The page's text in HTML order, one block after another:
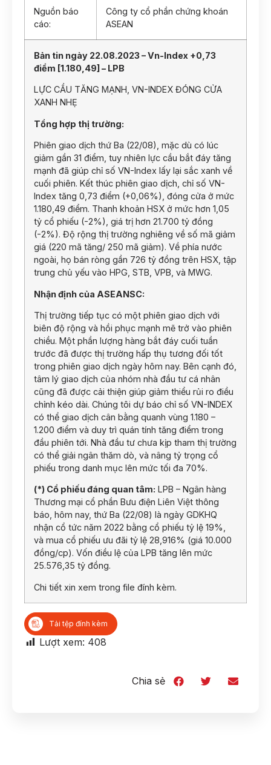
Nguồn báo
cáo:
Công ty cổ phần chứng khoán
ASEAN
Bản tin ngày 22.08.2023 – Vn-Index +0,73
điểm [1.180,49] – LPB
LỰC CẦU TĂNG MẠNH, VN-INDEX ĐÓNG CỬA
XANH NHẸ
Tổng hợp thị trường:
Phiên giao dịch thứ Ba (22/08), mặc dù có lúc
giảm gần 31 điểm, tuy nhiên lực cầu bắt đáy tăng
mạnh đã giúp chỉ số VN-Index lấy lại sắc xanh về
cuối phiên. Kết thúc phiên giao dịch, chỉ số VN-
Index tăng 0,73 điểm (+0,06%), đóng cửa ở mức
1.180,49 điểm. Thanh khoản HSX ở mức hơn 1,05
tỷ cổ phiếu (-2%), giá trị hơn 21.700 tỷ đồng
(-2%). Độ rộng thị trường nghiêng về số mã giảm
giá (220 mã tăng/ 250 mã giảm). Về phía nước
ngoài, họ bán ròng gần 726 tỷ đồng trên HSX, tập
trung chủ yếu vào HPG, STB, VPB, và MWG.
Nhận định của ASEANSC:
Thị trường tiếp tục có một phiên giao dịch với
biên độ rộng và hồi phục mạnh mẽ trở vào phiên
chiều. Một phần lượng hàng bắt đáy cuối tuần
trước đã được thị trường hấp thụ tương đối tốt
trong phiên giao dịch ngày hôm nay. Bên cạnh đó,
tâm lý giao dịch của nhóm nhà đầu tư cá nhân
cũng đã được cải thiện giúp giảm thiểu rủi ro điều
chỉnh kéo dài. Chúng tôi dự báo chỉ số VN-INDEX
có thể giao dịch cân bằng quanh vùng 1.180 –
1.200 điểm và duy trì quán tính tăng điểm trong
đầu phiên tới. Nhà đầu tư chưa kịp tham thị trường
có thể giải ngân thăm dò, và nâng tỷ trọng cổ
phiếu trong danh mục lên mức tối đa 70%.
(*) Cổ phiếu đáng quan tâm: LPB – Ngân hàng
Thương mại cổ phần Bưu điện Liên Việt thông
báo, hôm nay, thứ Ba (22/08) là ngày GDKHQ
nhận cổ tức năm 2022 bằng cổ phiếu tỷ lệ 19%,
và mua cổ phiếu ưu đãi tỷ lệ 28,916% (giá 10.000
đồng/cp). Vốn điều lệ của LPB tăng lên mức
25.576,35 tỷ đồng.
Chi tiết xin xem trong file đính kèm.
Tải tệp đính kèm
Lượt xem: 408
Chia sẻ